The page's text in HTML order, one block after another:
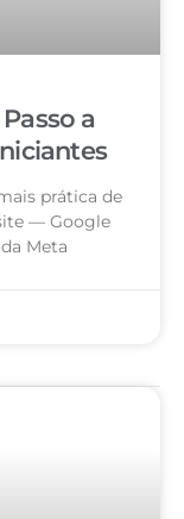
a
prática de
— Google
Meta